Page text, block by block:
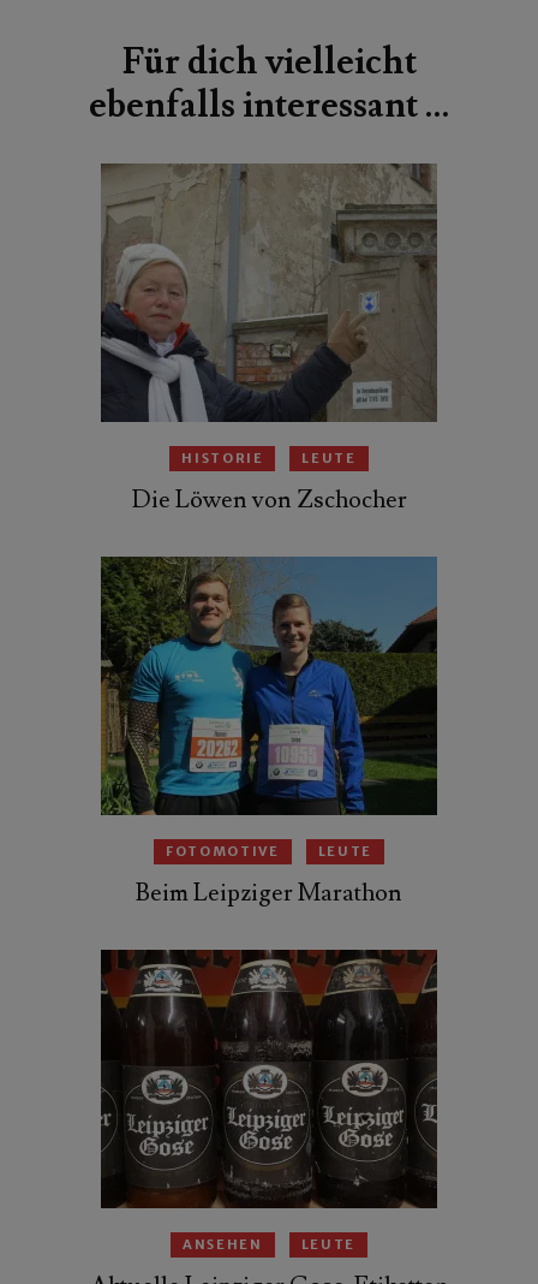
Für dich vielleicht
ebenfalls interessant …
HISTORIE LEUTE
Die Löwen von Zschocher
FOTOMOTIVE LEUTE
Beim Leipziger Marathon
ANSEHEN LEUTE